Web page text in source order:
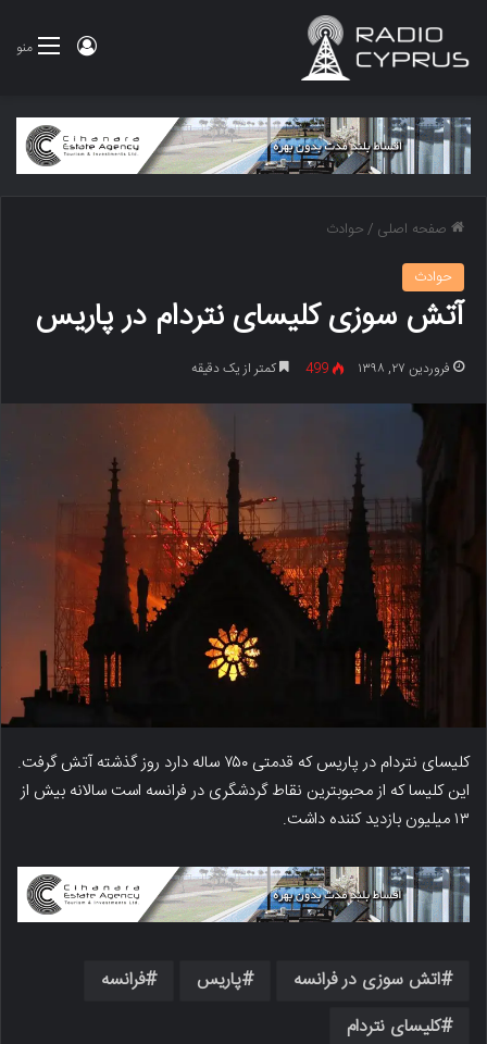
منو ورود
صفحه اصلی /حوادث
حوادث
آتش سوزی کلیسای نتردام در پاریس
فروردین ۲۷, ۱۳۹۸ 499 کمتر از یک دقیقه
کلیسای نتردام در پاریس که قدمتی ۷۵۰ ساله دارد روز گذشته آتش گرفت.
این کلیسا که از محبوبترین نقاط گردشگری در فرانسه است سالانه بیش از
۱۳ میلیون بازدید کننده داشت.
اتش سوزی در فرانسه پاریس
فرانسه
کلیسای نتردام